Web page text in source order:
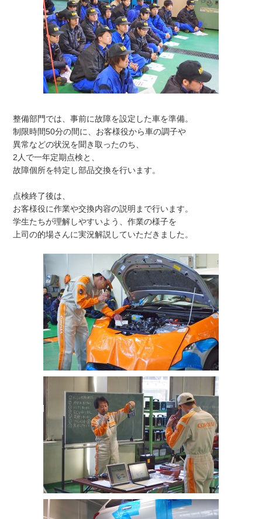
整備部門では、事前に故障を設定した車を準備。
制限時間50分の間に、お客様役から車の調子や
異常などの状況を聞き取ったのち、
2人で一年定期点検と、
故障個所を特定し部品交換を行います。
点検終了後は、
お客様役に作業や交換内容の説明まで行います。
学生たちが理解しやすいよう、作業の様子を
上司の的場さんに実況解説していただきました。